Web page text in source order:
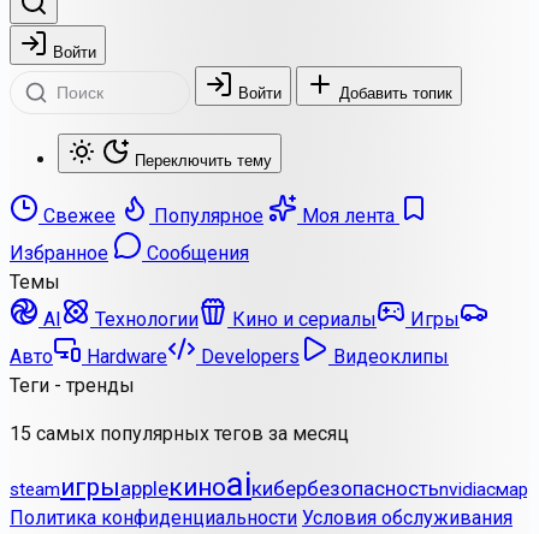
Войти
Войти Добавить топик
Переключить тему
Свежее Популярное
Моя лента
Избранное
Сообщения
Темы
AI
Технологии Кино и сериалы
Игры
Авто
Hardware Developers
Видеоклипы
Теги - тренды
15 самых популярных тегов за месяц
steamигрыappleкиноaiкибербезопасностьnvidia
Политика конфиденциальности Условия обслуживания